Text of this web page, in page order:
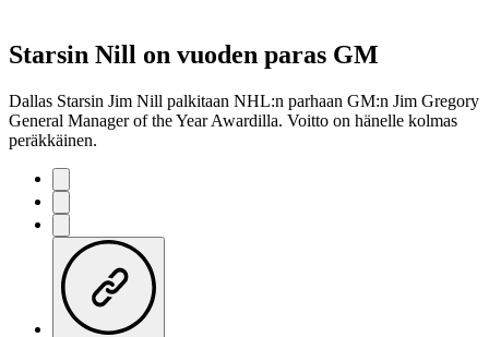
Starsin Nill on vuoden paras GM
Dallas Starsin Jim Nill palkitaan NHL:n parhaan GM:n Jim Gregory
General Manager of the Year Awardilla. Voitto on hänelle kolmas
peräkkäinen.